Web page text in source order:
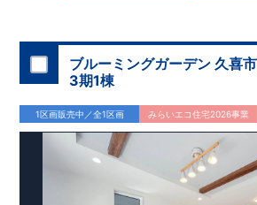
されます ​住宅性能評価 地震に強い家づ
に強い家づくり（建物編）
地震に強い家
【ブルーミングガーデンが選ばれる理由】
詳細ページが表示されます 暮らしを豊か
外観デザインへのこだわり メンテナンス
お問い合わせ​ 027-320-1238
高崎営業所
営業時間／9：30～18：30
GOOD DESIGN AWARD2024 ​東栄住宅​
ブルーミングガーデン 久喜
3期1棟
1区画販売中／全1区画 みらいエコ住宅2026事業